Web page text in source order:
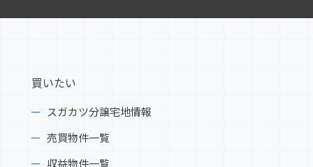
2025-05-20
不動産売却・買取専門サイト イクラ不動産に
買いたい
スガカツ分譲宅地情報
売買物件一覧
収益物件一覧